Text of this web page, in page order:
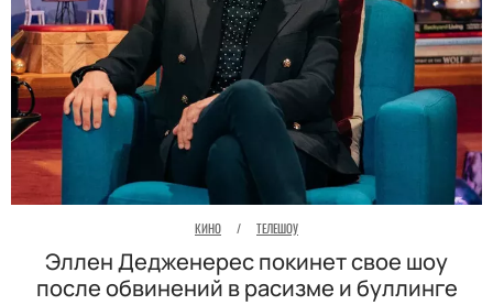
КИНО / ТЕЛЕШОУ
Эллен Дедженерес покинет свое шоу
после обвинений в расизме и буллинге